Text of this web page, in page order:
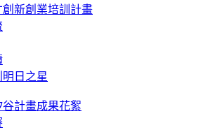
創新創業培訓計畫
日之星
谷計畫成果花絮